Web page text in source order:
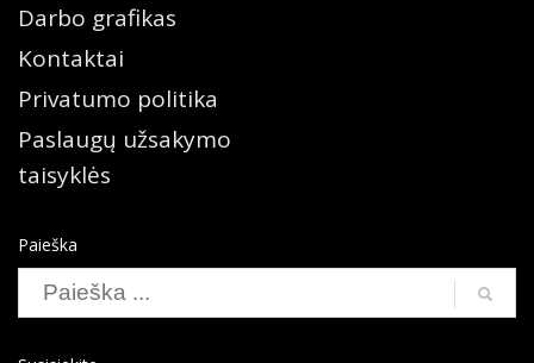
Darbo grafikas
Kontaktai
Privatumo politika
Paslaugų užsakymo
taisyklės
Paieška